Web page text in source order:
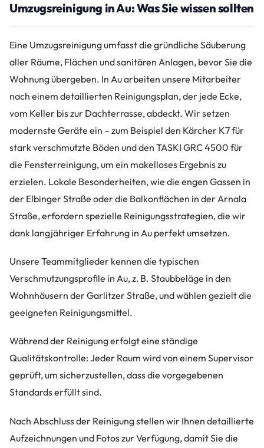
Umzugsreinigung in Au: Was Sie wissen sollten
Eine Umzugsreinigung umfasst die gründliche Säuberung
aller Räume, Flächen und sanitären Anlagen, bevor Sie die
Wohnung übergeben. In Au arbeiten unsere Mitarbeiter
nach einem detaillierten Reinigungsplan, der jede Ecke,
vom Keller bis zur Dachterrasse, abdeckt. Wir setzen
modernste Geräte ein – zum Beispiel den Kärcher K7 für
stark verschmutzte Böden und den TASKI GRC 4500 für
die Fensterreinigung, um ein makelloses Ergebnis zu
erzielen. Lokale Besonderheiten, wie die engen Gassen in
der Elbinger Straße oder die Balkonflächen in der Arnala
Straße, erfordern spezielle Reinigungsstrategien, die wir
dank langjähriger Erfahrung in Au perfekt umsetzen.
Unsere Teammitglieder kennen die typischen
Verschmutzungsprofile in Au, z. B. Staubbeläge in den
Wohnhäusern der Garlitzer Straße, und wählen gezielt die
geeigneten Reinigungsmittel.
Während der Reinigung erfolgt eine ständige
Qualitätskontrolle: Jeder Raum wird von einem Supervisor
geprüft, um sicherzustellen, dass die vorgegebenen
Standards erfüllt sind.
Nach Abschluss der Reinigung stellen wir Ihnen detaillierte
Aufzeichnungen und Fotos zur Verfügung, damit Sie die